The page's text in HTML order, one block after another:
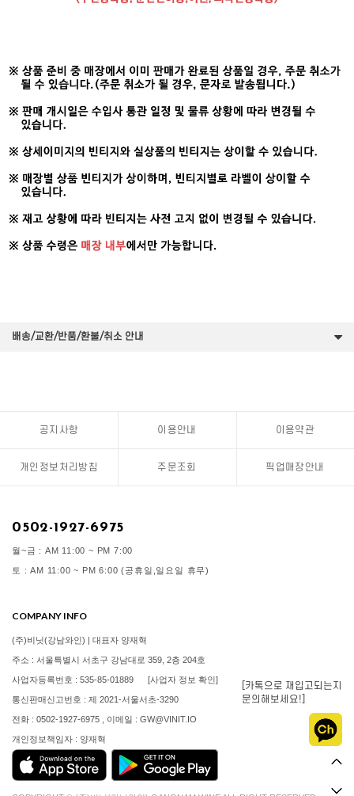
배송/교환/반품/환불/취소 안내
공지사항 이용안내 이용약관
개인정보처리방침 주문조회 픽업매장안내
0502-1927-6975
월~금 : AM 11:00 ~ PM 7:00
토 : AM 11:00 ~ PM 6:00 (공휴일,일요일 휴무)
COMPANY INFO
(주)비닛(강남와인) | 대표자 양재혁
주소 : 서울특별시 서초구 강남대로 359, 2층 204호
사업자등록번호 : 535-85-01889 [사업자 정보 확인]
통신판매신고번호 : 제 2021-서울서초-3290
전화 : 0502-1927-6975 , 이메일 : GW@VINIT.IO
개인정보책임자 : 양재혁
[카톡으로 재입고되는지
문의해보세요!]